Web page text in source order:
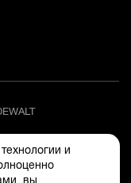
и
данных